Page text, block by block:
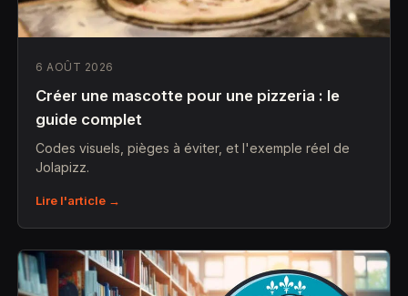
6 AOÛT 2026
Créer une mascotte pour une pizzeria : le
guide complet
Codes visuels, pièges à éviter, et l'exemple réel de
Jolapizz.
Lire l'article →